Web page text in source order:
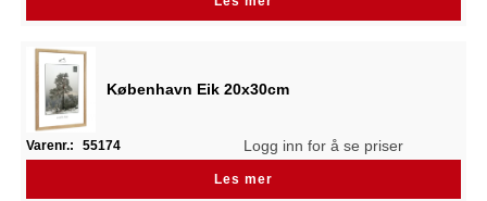
København Eik 20x30cm
Varenr.: 55174 Logg inn for å se priser
Les mer